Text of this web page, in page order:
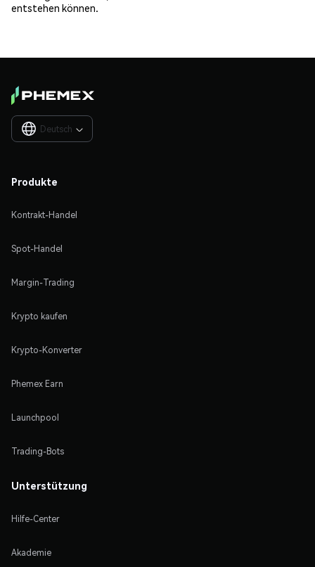
entstehen können.
Deutsch 
Produkte
Kontrakt-Handel
Spot-Handel
Margin-Trading
Krypto kaufen
Krypto-Konverter
Phemex Earn
Launchpool
Trading-Bots
Unterstützung
Hilfe-Center
Akademie